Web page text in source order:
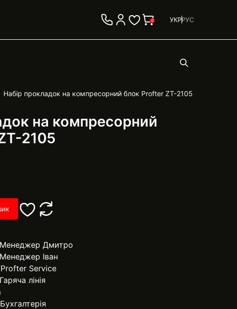
0 УКРРУС
Набір прокладок на компресорний блок Profter ZT-2105
на компресорний
2105
Менеджер Дмитро
Менеджер Іван
Profter Service
Гаряча лінія
Бухгалтерія